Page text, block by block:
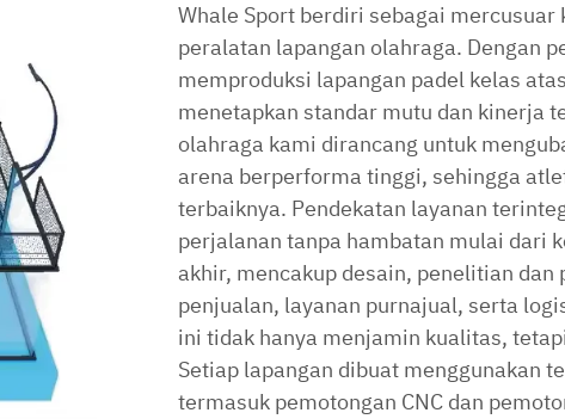
Whale Sport berdiri sebagai mercusuar
peralatan lapangan olahraga. Dengan
memproduksi lapangan padel kelas
menetapkan standar mutu dan kinerja
olahraga kami dirancang untuk
arena berperforma tinggi, sehingga
terbaiknya. Pendekatan layanan
perjalanan tanpa hambatan mulai dari
akhir, mencakup desain, penelitian dan
penjualan, layanan purnajual, serta
ini tidak hanya menjamin kualitas,
Setiap lapangan dibuat menggunakan
termasuk pemotongan CNC dan